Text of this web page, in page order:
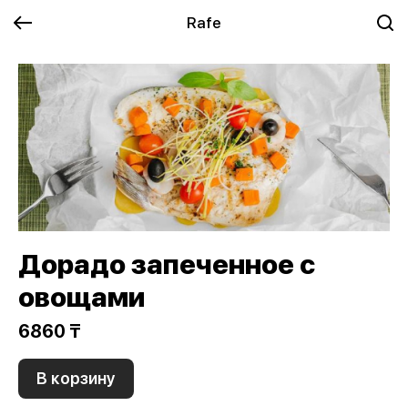
Rafe
Дорадо запеченное с
овощами
6860 ₸
В корзину